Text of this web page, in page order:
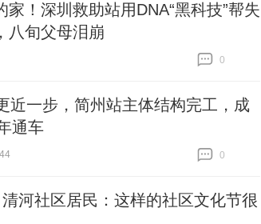
！深圳救助站用DNA“黑科技”帮失
八旬父母泪崩
0
近一步，简州站主体结构完工，成
通车
0
河社区居民：这样的社区文化节很